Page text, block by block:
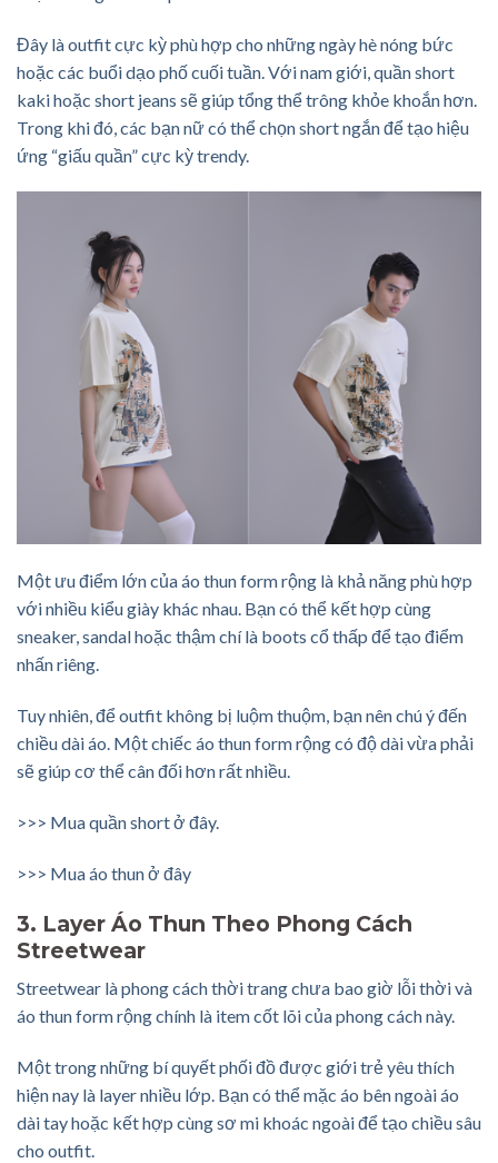
Đây là outfit cực kỳ phù hợp cho những ngày hè nóng bức
hoặc các buổi dạo phố cuối tuần. Với nam giới, quần short
kaki hoặc short jeans sẽ giúp tổng thể trông khỏe khoắn hơn.
Trong khi đó, các bạn nữ có thể chọn short ngắn để tạo hiệu
ứng “giấu quần” cực kỳ trendy.
Một ưu điểm lớn của áo thun form rộng là khả năng phù hợp
với nhiều kiểu giày khác nhau. Bạn có thể kết hợp cùng
sneaker, sandal hoặc thậm chí là boots cổ thấp để tạo điểm
nhấn riêng.
Tuy nhiên, để outfit không bị luộm thuộm, bạn nên chú ý đến
chiều dài áo. Một chiếc áo thun form rộng có độ dài vừa phải
sẽ giúp cơ thể cân đối hơn rất nhiều.
>>> Mua quần short ở đây.
>>> Mua áo thun ở đây
3. Layer Áo Thun Theo Phong Cách
Streetwear
Streetwear là phong cách thời trang chưa bao giờ lỗi thời và
áo thun form rộng chính là item cốt lõi của phong cách này.
Một trong những bí quyết phối đồ được giới trẻ yêu thích
hiện nay là layer nhiều lớp. Bạn có thể mặc áo bên ngoài áo
dài tay hoặc kết hợp cùng sơ mi khoác ngoài để tạo chiều sâu
cho outfit.